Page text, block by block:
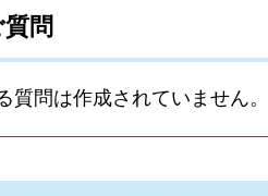
問
質問は作成されていません。